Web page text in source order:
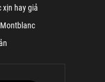
hay giả